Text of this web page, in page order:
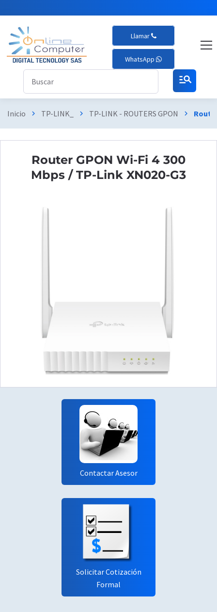
Llamar
WhatsApp
manage_search
Inicio chevron_right TP-LINK_ chevron_right TP-LINK - ROUTERS GPON chevron_right
Router GPON Wi-Fi 4 300
Mbps / TP-Link XN020-G3
Contactar Asesor
Solicitar Cotización
Formal